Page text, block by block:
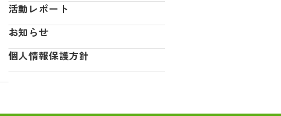
活動レポート
お知らせ
個人情報保護方針